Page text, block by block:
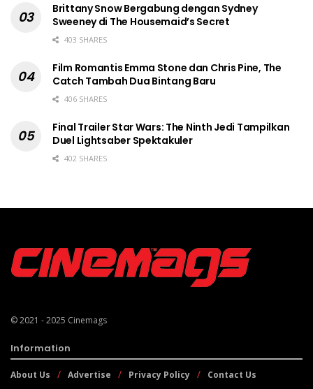
Brittany Snow Bergabung dengan Sydney
Sweeney di The Housemaid’s Secret
403 SHARES
Film Romantis Emma Stone dan Chris Pine, The
Catch Tambah Dua Bintang Baru
406 SHARES
Final Trailer Star Wars: The Ninth Jedi Tampilkan
Duel Lightsaber Spektakuler
402 SHARES
© 2021 - 2025 Cinemags
Information
About Us Advertise Privacy Policy Contact Us